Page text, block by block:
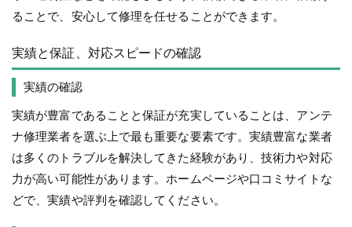
ることで、安心して修理を任せることができます。
実績と保証、対応スピードの確認
実績の確認
実績が豊富であることと保証が充実していることは、アンテ
ナ修理業者を選ぶ上で最も重要な要素です。実績豊富な業者
は多くのトラブルを解決してきた経験があり、技術力や対応
力が高い可能性があります。ホームページや口コミサイトな
どで、実績や評判を確認してください。